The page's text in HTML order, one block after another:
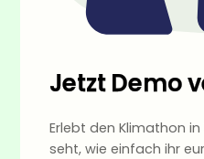
Jetzt Demo
Erlebt den Klimathon
seht, wie einfach ihr